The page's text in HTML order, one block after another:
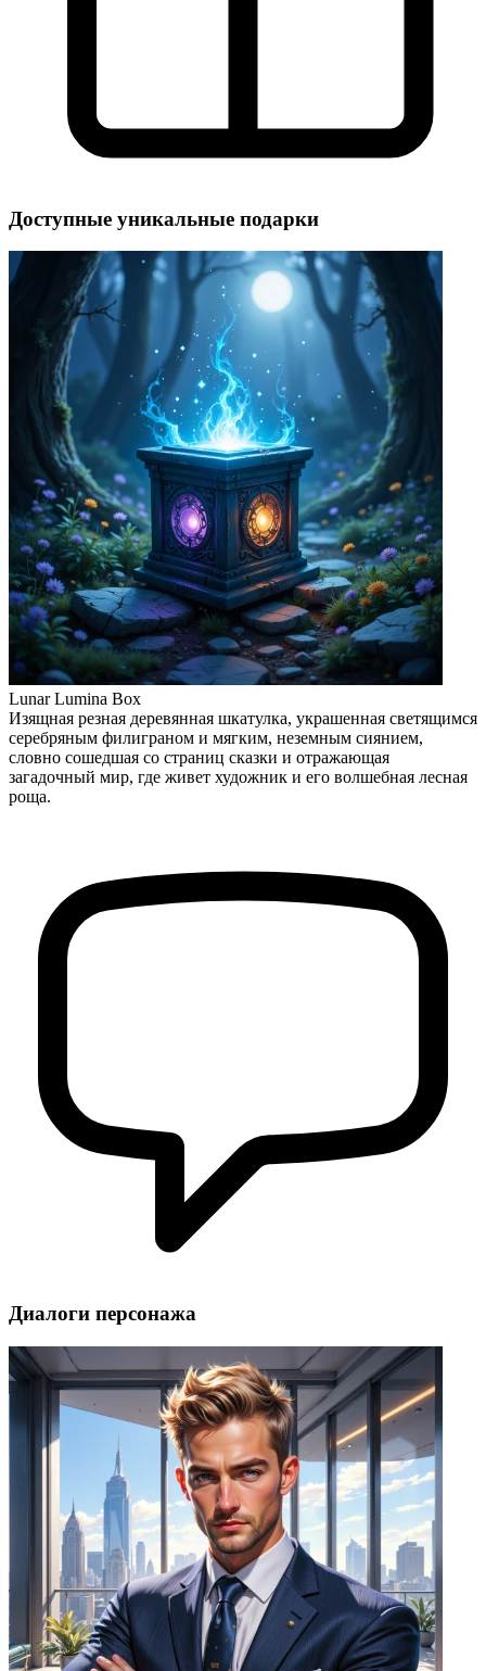
Доступные уникальные подарки
Lunar Lumina Box
Изящная резная деревянная шкатулка, украшенная светящимся
серебряным филиграном и мягким, неземным сиянием,
словно сошедшая со страниц сказки и отражающая
загадочный мир, где живет художник и его волшебная лесная
роща.
Диалоги персонажа